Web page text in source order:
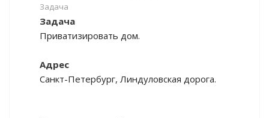
Задача
Задача
Приватизировать дом.
Адрес
Санкт-Петербург, Линдуловская дорога.